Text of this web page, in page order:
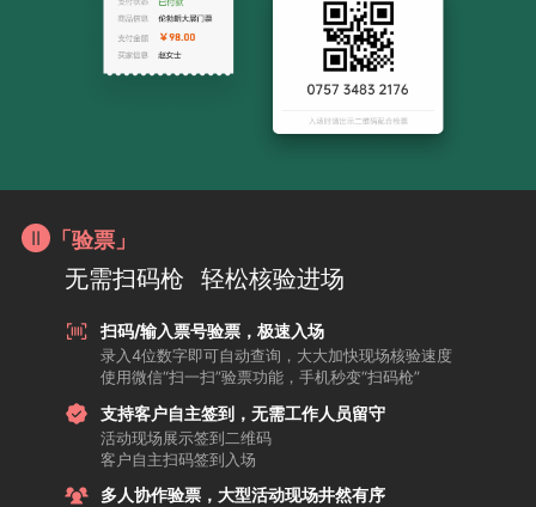
「验票」
无需扫码枪 轻松核验进场
扫码/输入票号验票，极速入场
录入4位数字即可自动查询，大大加快现场核验速度
使用微信“扫一扫”验票功能，手机秒变“扫码枪”
支持客户自主签到，无需工作人员留守
活动现场展示签到二维码
客户自主扫码签到入场
多人协作验票，大型活动现场井然有序